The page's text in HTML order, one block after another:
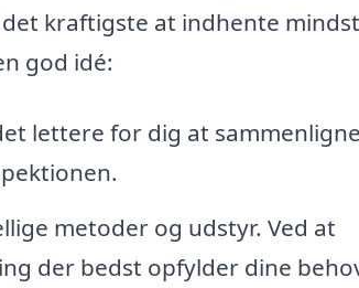
kraftigste at indhente
god idé:
lettere for dig at sammenligne
metoder og udstyr. Ved at
der bedst opfylder dine